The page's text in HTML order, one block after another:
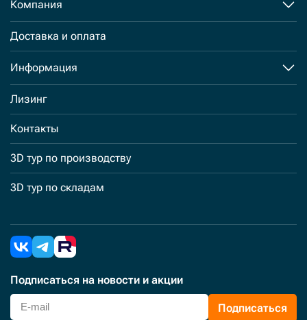
Компания
Доставка и оплата
Информация
Лизинг
Контакты
3D тур по производству
3D тур по складам
Подписаться на новости и акции
Подписаться